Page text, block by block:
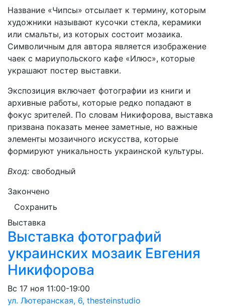
Название «Чипсы» отсылает к термину, которым
художники называют кусочки стекла, керамики
или смальты, из которых состоит мозаика.
Символичным для автора является изображение
чаек с мариупольского кафе «Илюс», которые
украшают постер выставки.
Экспозиция включает фотографии из книги и
архивные работы, которые редко попадают в
фокус зрителей. По словам Никифорова, выставка
призвана показать менее заметные, но важные
элементы мозаичного искусства, которые
формируют уникальность украинской культуры.
Вход: свободный
Закончено
Сохранить
Выставка
Выставка фотографий
украинских мозаик Евгения
Никифорова
Вс 17 ноя 11:00-19:00
ул. Лютеранская, 6, thesteinstudio